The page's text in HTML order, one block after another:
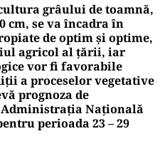
grâului de toamnă,
cm, se va încadra în
de optim şi optime,
agricol al ţării, iar
vor fi favorabile
a proceselor vegetative
prognoza de
Naţională
perioada 23 – 29